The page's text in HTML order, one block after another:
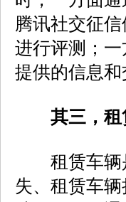
腾讯社交征
进行评测；
提供的信息
其三，租
租赁车辆是
失、租赁车